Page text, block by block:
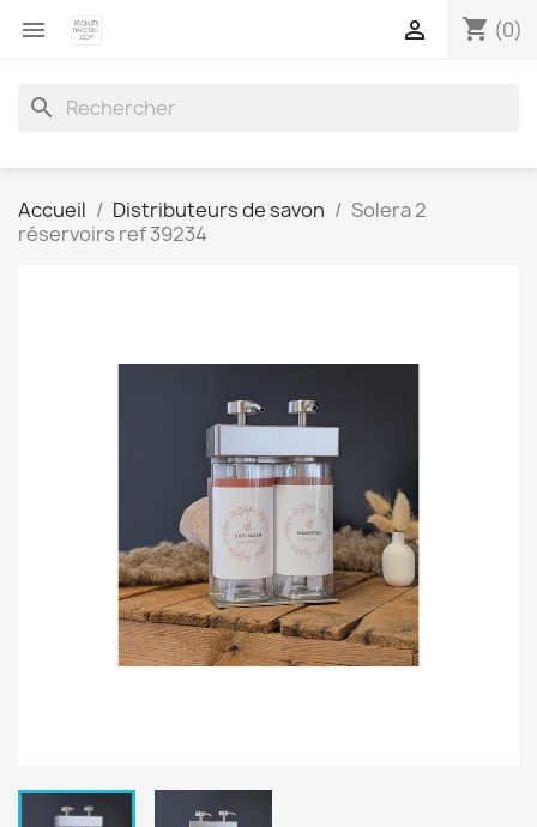
 shopping_cart (0)

search
Accueil Distributeurs de savon
Solera 2
réservoirs ref 39234